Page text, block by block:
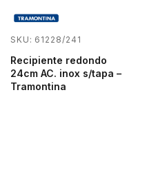
SKU: 61228/241
Recipiente redondo
24cm AC. inox s/tapa –
Tramontina